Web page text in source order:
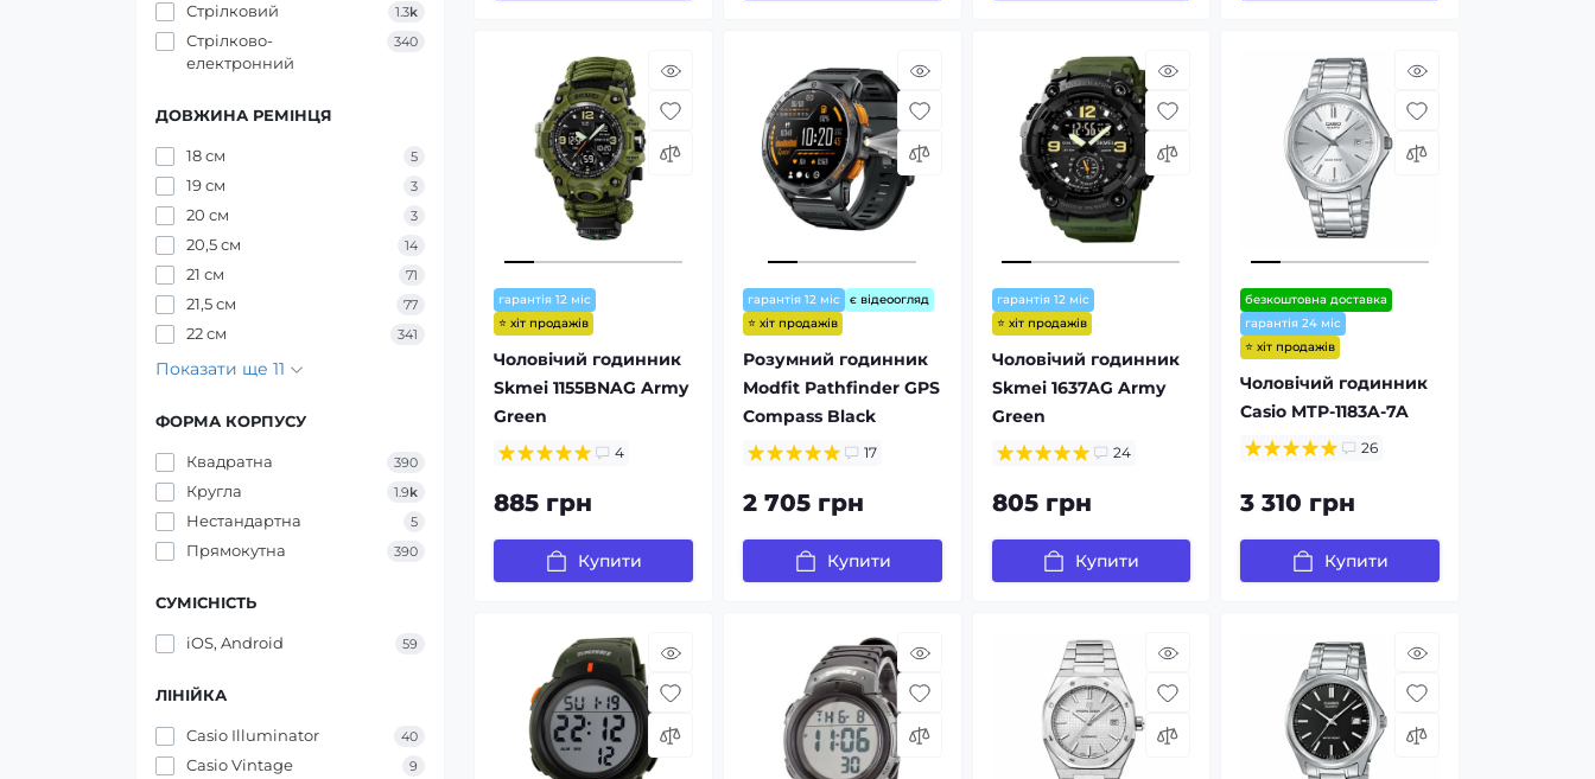
Стрілковий 1.3k
Стрілково-
електронний
340
ДОВЖИНА РЕМІНЦЯ
18 см 5
19 см 3
20 см 3
20,5 см 14
21 см 71
21,5 см 77
22 см 341
Показати ще 11
ФОРМА КОРПУСУ
Квадратна 390
Кругла 1.9k
Нестандартна 5
Прямокутна 390
СУМІСНІСТЬ
iOS, Android 59
ЛІНІЙКА
Casio Illuminator 40
Casio Vintage 9
гарантія 12 міс
⭐ хіт продажів
Чоловічий годинник
Skmei 1155BNAG Army
Green
4
885 грн
Купити
гарантія 12 міс
є відеоогляд
⭐ хіт продажів
Розумний годинник
Modfit Pathfinder GPS
Compass Black
17
2 705 грн
Купити
гарантія 12 міс
⭐ хіт продажів
Чоловічий годинник
Skmei 1637AG Army
Green
24
805 грн
Купити
безкоштовна доставка
гарантія 24 міс
⭐ хіт продажів
Чоловічий годинник
Casio MTP-1183A-7A
26
3 310 грн
Купити